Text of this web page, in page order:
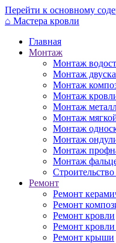
Перейти к основному
⌂ Мастера кровли
Главная
Монтаж
Монтаж
Монтаж
Монтаж
Монтаж
Монтаж
Монтаж
Монтаж
Монтаж
Монтаж
Монтаж
Ремонт
Ремонт
Ремонт
Ремонт кровли
Ремонт кровли
Ремонт крыши